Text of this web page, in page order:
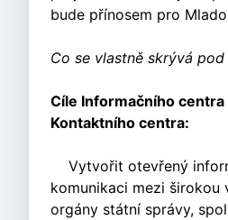
bude přínosem pro
Co se vlastně skrývá
Cíle Informačního centra
Kontaktního centra:
Vytvořit otevřený
komunikaci mezi širokou
orgány státní správy,